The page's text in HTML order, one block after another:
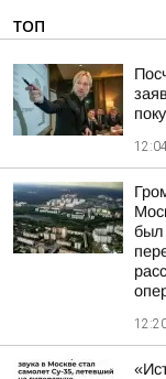
ТОП
был